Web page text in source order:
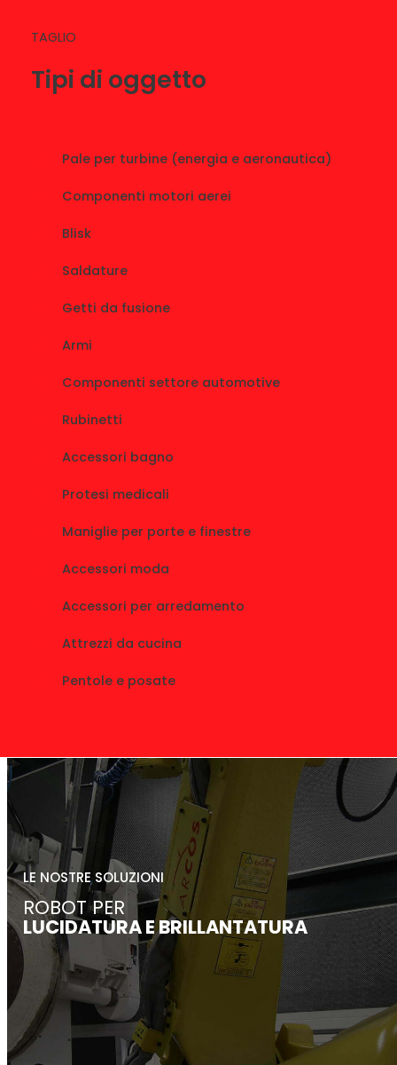
TAGLIO
Tipi di oggetto
Pale per turbine (energia e aeronautica)
Componenti motori aerei
Blisk
Saldature
Getti da fusione
Armi
Componenti settore automotive
Rubinetti
Accessori bagno
Protesi medicali
Maniglie per porte e finestre
Accessori moda
Accessori per arredamento
Attrezzi da cucina
Pentole e posate
LE NOSTRE SOLUZIONI
ROBOT PER
LUCIDATURA E BRILLANTATURA
SCOPRI DI PIÙ